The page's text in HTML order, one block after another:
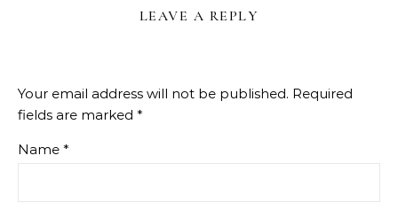
LEAVE A REPLY
Your email address will not be published. Required
fields are marked *
Name *